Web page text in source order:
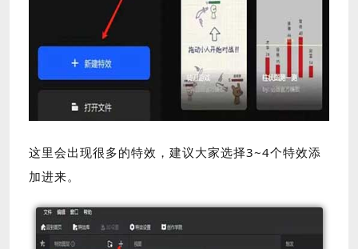
这里会出现很多的特效，建议大家选择3~4个特效添
加进来。